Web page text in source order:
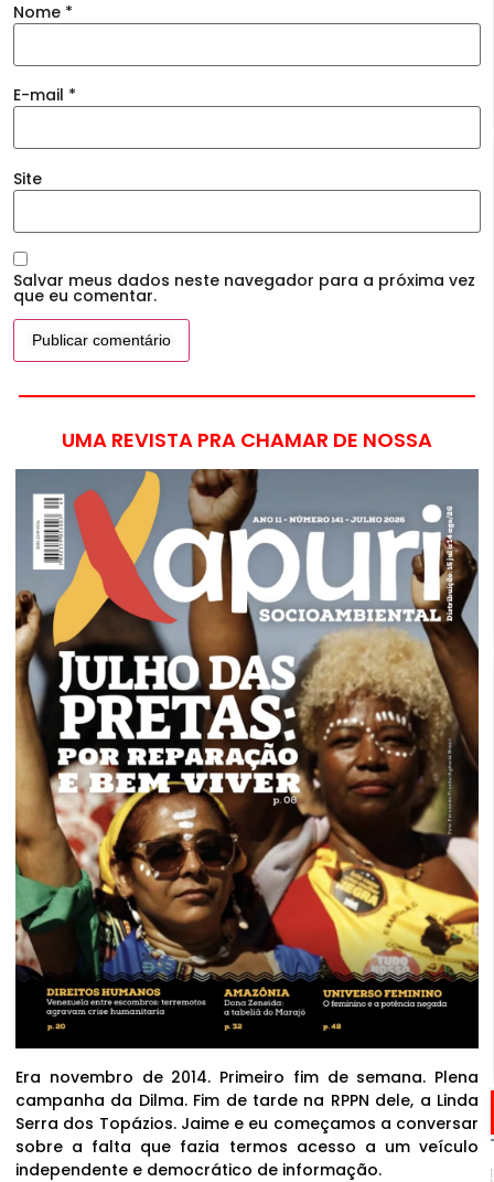
Nome *
E-mail *
Site
Salvar meus dados neste navegador para a próxima vez
que eu comentar.
UMA REVISTA PRA CHAMAR DE NOSSA
Era novembro de 2014. Primeiro fim de semana. Plena
campanha da Dilma. Fim de tarde na RPPN dele, a Linda
Serra dos Topázios. Jaime e eu começamos a conversar
sobre a falta que fazia termos acesso a um veículo
independente e democrático de informação.